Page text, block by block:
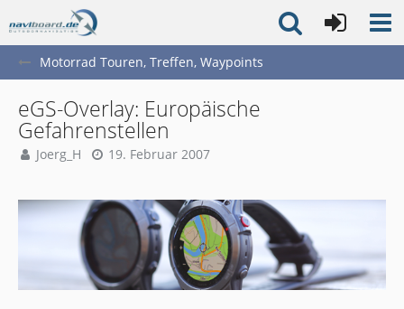
Motorrad Touren, Treffen, Waypoints
eGS-Overlay: Europäische
Gefahrenstellen
Joerg_H 19. Februar 2007